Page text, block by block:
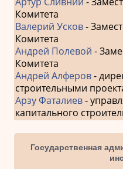
Комитета
Валерий Усков-
Комитета
Андрей Полевой -
Комитета
Андрей Алферов-
строительными
Арзу Фаталиев-
капитального
Государственная